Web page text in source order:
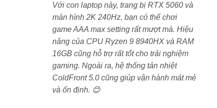
🎯 Ai nên mua Lenovo Legion R7000P 2025?
Game thủ chơi các tựa game nặng như GTA V,
Cyberpunk 2077, Call of Duty, PUBG…
Streamer và nhà sáng tạo nội dung cần cấu hình
mạnh để dựng video, livestream…
Với con laptop này, trang bị RTX 5060 và
màn hình 2K 240Hz, bạn có thể chơi
game AAA max setting rất mượt mà. Hiệu
năng của CPU Ryzen 9 8940HX và RAM
16GB cũng hỗ trợ rất tốt cho trải nghiệm
gaming. Ngoài ra, hệ thống tản nhiệt
ColdFront 5.0 cũng giúp vận hành mát mẻ
và ổn định. 😊